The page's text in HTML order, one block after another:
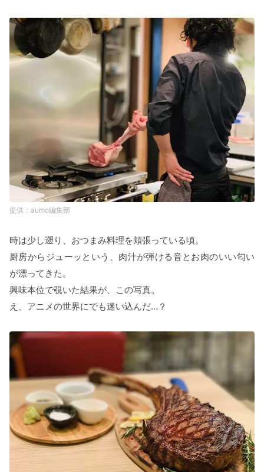
aumo編集部
時は少し遡り、おつまみ料理を頬張っている頃。
厨房からジューッという、肉汁が弾ける音とお肉のいい匂い
が漂ってきた。
興味本位で覗いた結果が、この写真。
え、アニメの世界にでも迷い込んだ…？